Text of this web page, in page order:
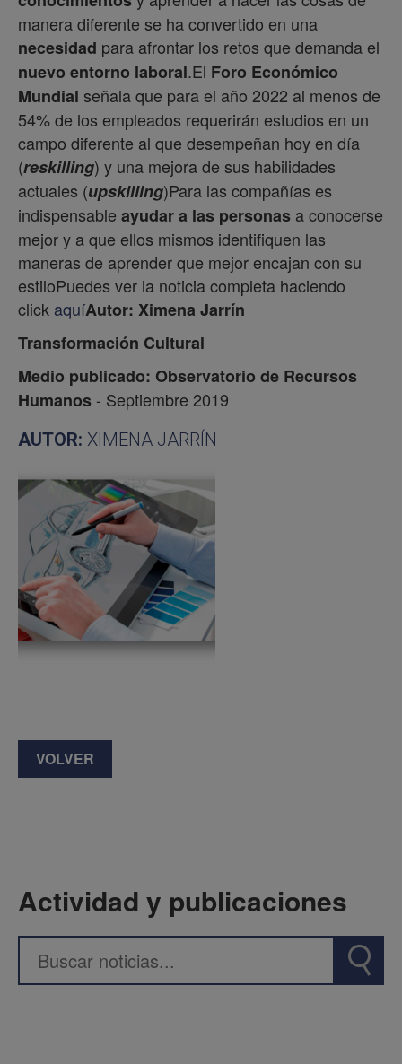
manera diferente se ha convertido en una
necesidad para afrontar los retos que demanda el
nuevo entorno laboral.El Foro Económico
Mundial señala que para el año 2022 al menos de
54% de los empleados requerirán estudios en un
campo diferente al que desempeñan hoy en día
(reskilling) y una mejora de sus habilidades
actuales (upskilling)Para las compañías es
indispensable ayudar a las personas a conocerse
mejor y a que ellos mismos identifiquen las
maneras de aprender que mejor encajan con su
estiloPuedes ver la noticia completa haciendo
click aquíAutor: Ximena Jarrín
Transformación Cultural
Medio publicado: Observatorio de Recursos
Humanos - Septiembre 2019
AUTOR: XIMENA JARRÍN
VOLVER
Actividad y publicaciones